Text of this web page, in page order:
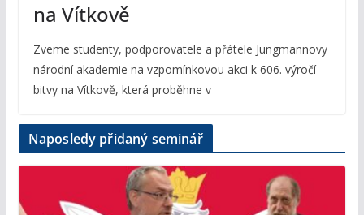
na Vítkově
Zveme studenty, podporovatele a přátele Jungmannovy
národní akademie na vzpomínkovou akci k 606. výročí
bitvy na Vítkově, která proběhne v
Naposledy přidaný seminář